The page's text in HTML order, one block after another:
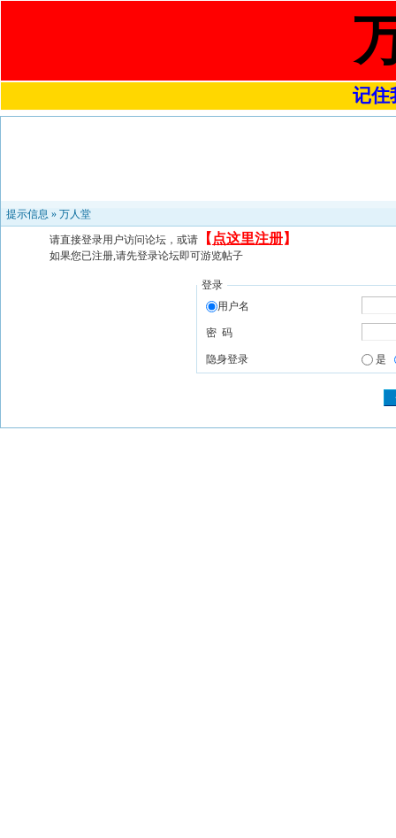
记住
提示信息 » 万人堂
请直接登录用户访问论坛，或请 【 点这里注册】
如果您已注册,请先登录论坛即可游览帖子
登录
用户名
密 码
隐身登录 是